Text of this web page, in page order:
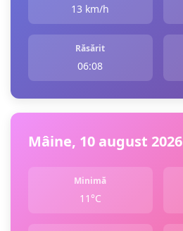
13 km/h
Răsărit
06:08
Mâine, 10 august 2026
Minimă
11°C